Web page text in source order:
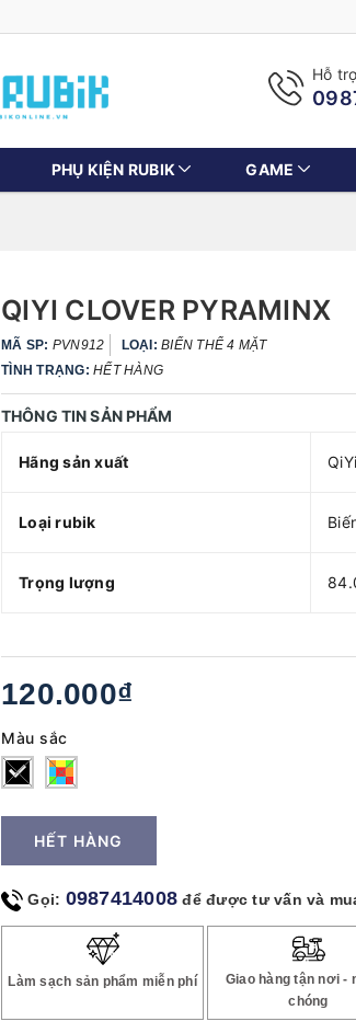
Hỗ
PHỤ KIỆN RUBIK GAME
QIYI CLOVER PYRAMINX
MÃ SP: PVN912 LOẠI: BIẾN THỂ 4 MẶT
TÌNH TRẠNG: HẾT HÀNG
THÔNG TIN SẢN PHẨM
Hãng sản xuất
Loại rubik
Trọng lượng
120.000₫
Màu sắc
HẾT HÀNG
Gọi: 0987414008 để được tư vấn và
Làm sạch sản phẩm miễn phí
Giao hàng tận nơi -
chóng